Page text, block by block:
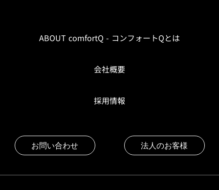
ABOUT comfortQ - コンフォートQとは
会社概要
採用情報
お問い合わせ 法人のお客様